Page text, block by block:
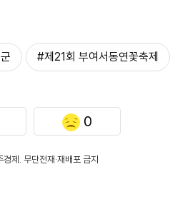
#제21회 부여서동연꽃축제
0
제. 무단전재·재배포 금지